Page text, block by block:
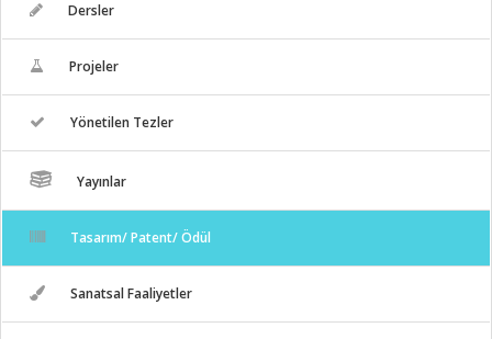
Dersler
Projeler
Yönetilen Tezler
Yayınlar
Tasarım/ Patent/ Ödül
Sanatsal Faaliyetler